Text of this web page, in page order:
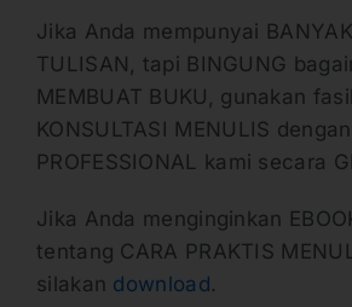
Jika Anda mempunyai
TULISAN, tapi BINGUNG
MEMBUAT BUKU, gunakan
KONSULTASI MENULIS
PROFESSIONAL kami secara
Jika Anda menginginkan
tentang CARA PRAKTIS
silakan download.